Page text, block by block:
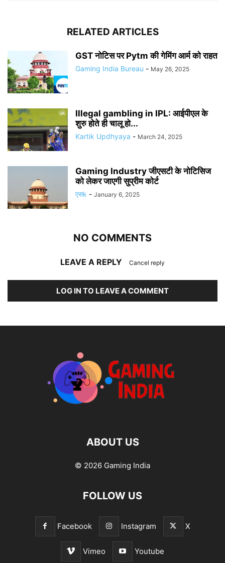
RELATED ARTICLES
GST नोटिस पर Pytm की गेमिंग आर्म को राहत
Gaming India Bureau - May 26, 2025
Illegal gambling in IPL: आईपीएल के
शुरु होते ही चालू हो...
Kartik Updhyaya - March 24, 2025
Gaming Industry जीएसटी के नोटिसिज
को लेकर जाएगी सुप्रीम कोर्ट
एसk - January 6, 2025
NO COMMENTS
LEAVE A REPLY Cancel reply
LOG IN TO LEAVE A COMMENT
ABOUT US
© 2026 Gaming India
FOLLOW US
Facebook Instagram X
Vimeo Youtube